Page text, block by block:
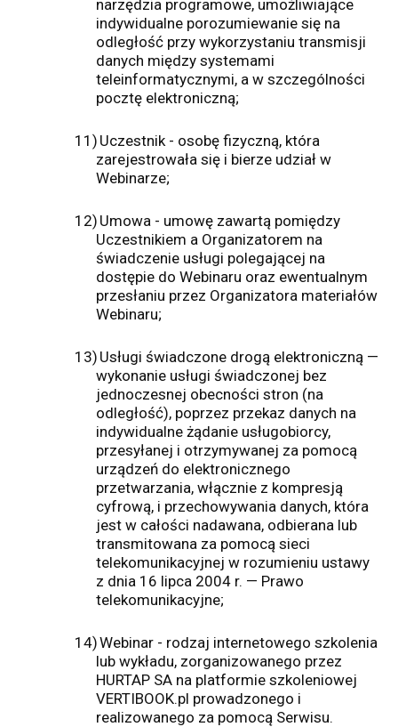
narzędzia programowe, umożliwiające
indywidualne porozumiewanie się na
odległość przy wykorzystaniu transmisji
danych między systemami
teleinformatycznymi, a w szczególności
pocztę elektroniczną;
11) Uczestnik - osobę fizyczną, która
zarejestrowała się i bierze udział w
Webinarze;
12) Umowa - umowę zawartą pomiędzy
Uczestnikiem a Organizatorem na
świadczenie usługi polegającej na
dostępie do Webinaru oraz ewentualnym
przesłaniu przez Organizatora materiałów
Webinaru;
13) Usługi świadczone drogą elektroniczną —
wykonanie usługi świadczonej bez
jednoczesnej obecności stron (na
odległość), poprzez przekaz danych na
indywidualne żądanie usługobiorcy,
przesyłanej i otrzymywanej za pomocą
urządzeń do elektronicznego
przetwarzania, włącznie z kompresją
cyfrową, i przechowywania danych, która
jest w całości nadawana, odbierana lub
transmitowana za pomocą sieci
telekomunikacyjnej w rozumieniu ustawy
z dnia 16 lipca 2004 r. — Prawo
telekomunikacyjne;
14)Webinar - rodzaj internetowego szkolenia
lub wykładu, zorganizowanego przez
HURTAP SA na platformie szkoleniowej
VERTIBOOK.pl prowadzonego i
realizowanego za pomocą Serwisu.